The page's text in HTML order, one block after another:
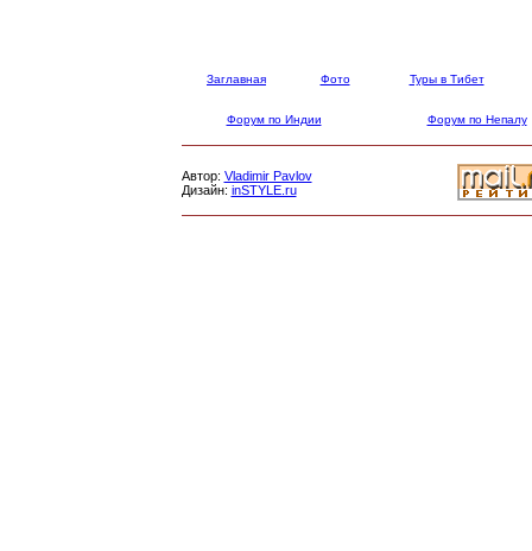
Заглавная Фото Туры в Тибет
Форум по Индии Форум по Непалу
Автор: Vladimir Pavlov
Дизайн: inSTYLE.ru